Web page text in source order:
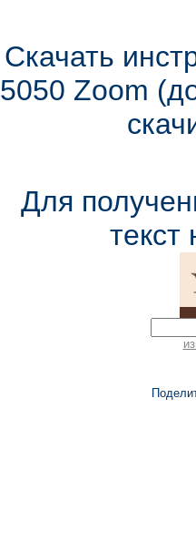
Скачать
5050 Zoom
Для
текст